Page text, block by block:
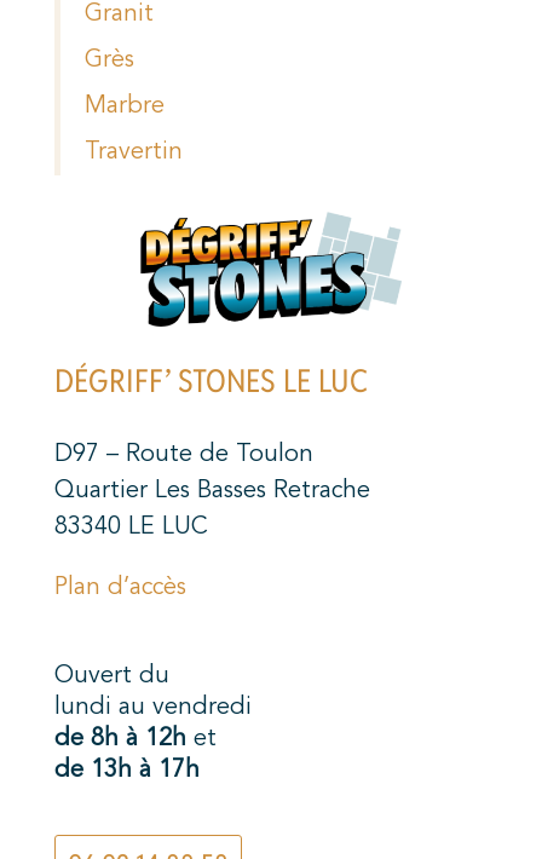
Granit
Grès
Marbre
Travertin
DÉGRIFF’ STONES LE LUC
D97 – Route de Toulon
Quartier Les Basses Retrache
83340 LE LUC
Plan d’accès
Ouvert du
lundi au vendredi
de 8h à 12h et
de 13h à 17h